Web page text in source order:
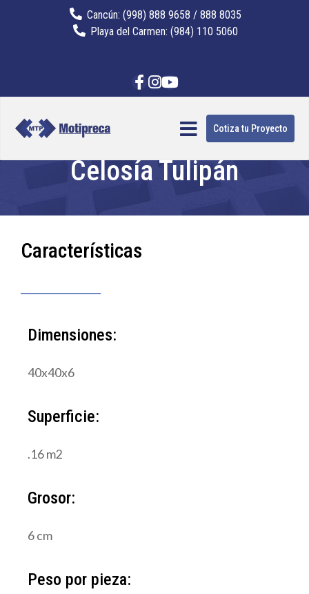
Cancún: (998) 888 9658 / 888 8035
Playa del Carmen: (984) 110 5060
Cotiza tu Proyecto
Celosía Tulipán
Características
Dimensiones:
40x40x6
Superficie:
.16 m2
Grosor:
6 cm
Peso por pieza: